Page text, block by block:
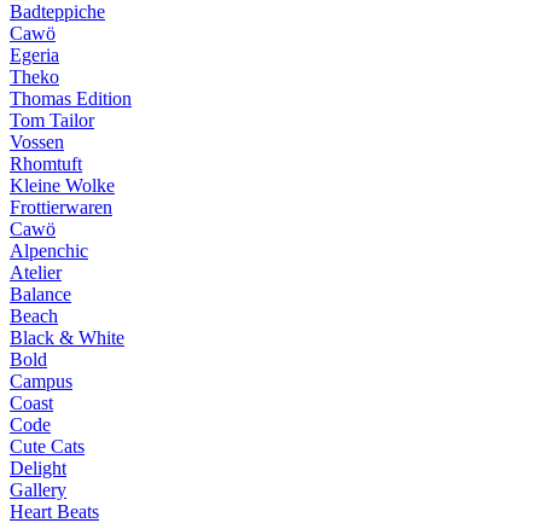
Badteppiche
Cawö
Egeria
Theko
Thomas Edition
Tom Tailor
Vossen
Rhomtuft
Kleine Wolke
Frottierwaren
Cawö
Alpenchic
Atelier
Balance
Beach
Black & White
Bold
Campus
Coast
Code
Cute Cats
Delight
Gallery
Heart Beats